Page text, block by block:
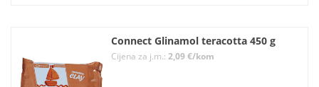
Connect Glinamol teracotta 450 g
Cijena za j.m.: 2,09 €/kom